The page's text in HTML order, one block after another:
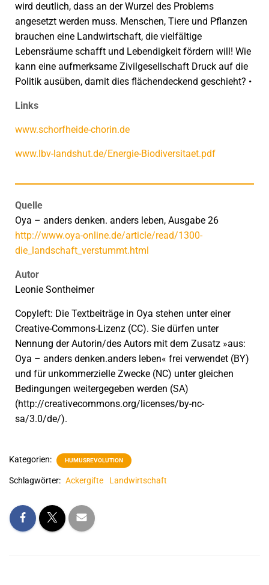
wird deutlich, dass an der Wurzel des Problems
angesetzt werden muss. Menschen, Tiere und Pflanzen
brauchen eine Landwirtschaft, die vielfältige
Lebensräume schafft und Leben­digkeit fördern will! Wie
kann eine aufmerksame Zivilgesellschaft Druck auf die
Politik ausüben, damit dies flächendeckend geschieht? •
Links
www.schorfheide-chorin.de
www.lbv-landshut.de/Energie-Biodiversitaet.pdf
Quelle
Oya – anders denken. anders leben, Ausgabe 26
http://www.oya-online.de/article/read/1300-
die_landschaft_verstummt.html
Autor
Leonie Sontheimer
Copyleft: Die Textbeiträge in Oya stehen unter einer
Creative-Commons-Lizenz (CC). Sie dürfen unter
Nennung der Autorin/des Autors mit dem Zusatz »aus:
Oya – anders denken.anders leben« frei verwendet (BY)
und für unkommerzielle Zwecke (NC) unter gleichen
Bedingungen weitergegeben werden (SA)
(http://creativecommons.org/licenses/by-nc-
sa/3.0/de/).
Kategorien: HUMUSREVOLUTION
Schlagwörter: Ackergifte Landwirtschaft